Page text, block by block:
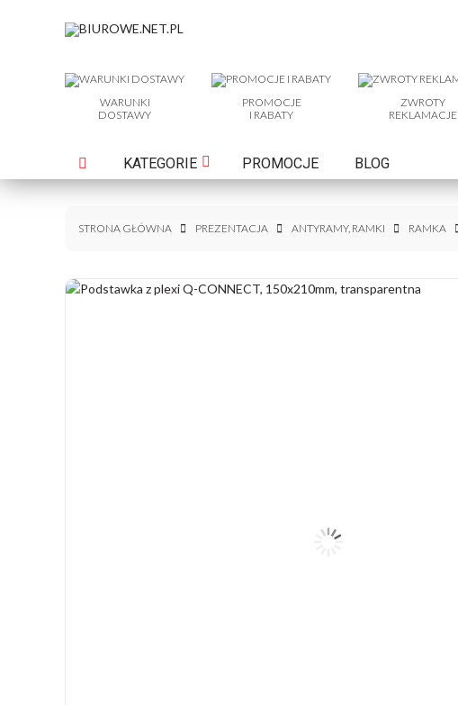
WARUNKI
DOSTAWY
PROMOCJE
I RABATY
ZWROTY
REKLAMACJE
KATEGORIE PROMOCJE BLOG
STRONA GŁÓWNA PREZENTACJA ANTYRAMY, RAMKI RAMKA